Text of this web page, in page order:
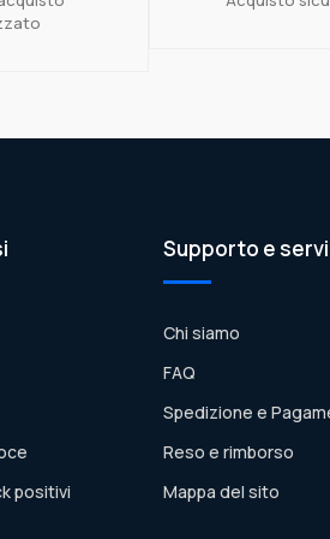
positivi
Supporto e
Chi siamo
FAQ
Spedizione e
Reso e rimborso
Mappa del sito